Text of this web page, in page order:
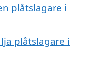
plåtslagare i
plåtslagare i